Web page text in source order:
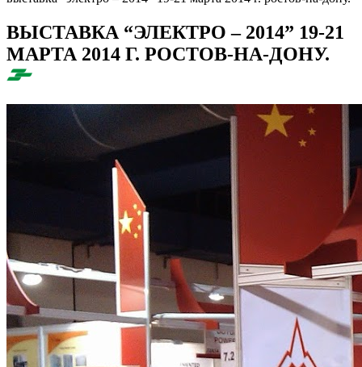
ВЫСТАВКА “ЭЛЕКТРО – 2014” 19-21
МАРТА 2014 Г. РОСТОВ-НА-ДОНУ.